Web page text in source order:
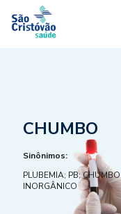
CHUMBO
Sinônimos:
PLUBEMIA; PB; CHUMBO
INORGÂNICO